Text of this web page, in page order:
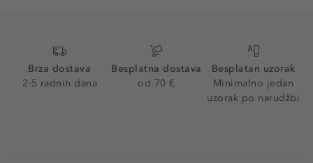
Brza dostava
2-5 radnih dana
Besplatna dostava
od 70 €
Besplatan uzorak
Minimalno jedan
uzorak po narudžbi